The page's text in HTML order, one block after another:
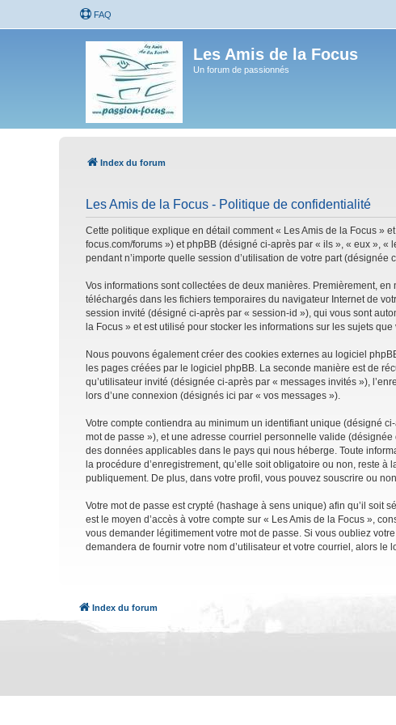
FAQ
Les Amis de la Focus
Un forum de passionnés
Index du forum
Les Amis de la Focus - Politique de confidentialité
Cette politique explique en détail comment « Les Amis de la Focus »
focus.com/forums ») et phpBB (désigné ci-après par « ils », « eux »,
pendant n’importe quelle session d’utilisation de votre part (désignée
Vos informations sont collectées de deux manières. Premièrement,
téléchargés dans les fichiers temporaires du navigateur Internet de
session invité (désigné ci-après par « session-id »), qui vous sont
la Focus » et est utilisé pour stocker les informations sur les sujets
Nous pouvons également créer des cookies externes au logiciel
les pages créées par le logiciel phpBB. La seconde manière est de
qu’utilisateur invité (désignée ci-après par « messages invités »),
lors d’une connexion (désignés ici par « vos messages »).
Votre compte contiendra au minimum un identifiant unique (désigné
mot de passe »), et une adresse courriel personnelle valide
des données applicables dans le pays qui nous héberge. Toute
la procédure d’enregistrement, qu’elle soit obligatoire ou non, reste
publiquement. De plus, dans votre profil, vous pouvez souscrire ou
Votre mot de passe est crypté (hashage à sens unique) afin qu’il soit
est le moyen d’accès à votre compte sur « Les Amis de la Focus »,
vous demander légitimement votre mot de passe. Si vous oubliez
demandera de fournir votre nom d’utilisateur et votre courriel, alors
Index du forum